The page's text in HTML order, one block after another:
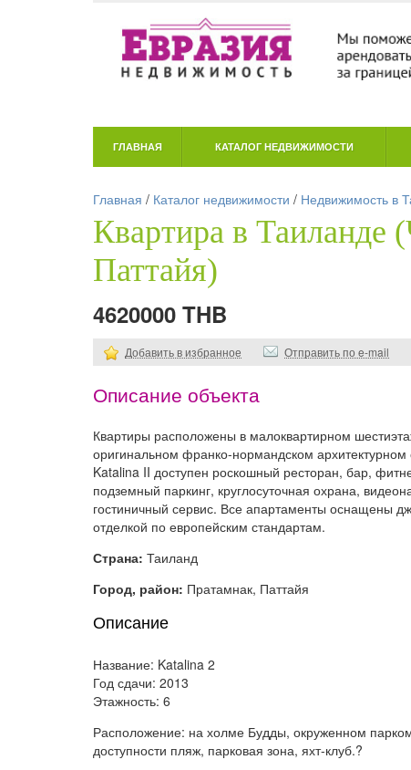
ГЛАВНАЯ КАТАЛОГ НЕДВИЖИМОСТИ
Главная / Каталог недвижимости / Недвижимость в
Квартира в Таиланде
Паттайя)
4620000 THB
Добавить в избранное Отправить по e-mail
Описание объекта
Квартиры расположены в малоквартирном
оригинальном франко-нормандском архитектурном
Katalina II доступен роскошный ресторан, бар,
подземный паркинг, круглосуточная охрана,
гостиничный сервис. Все апартаменты оснащены
отделкой по европейским стандартам.
Страна: Таиланд
Город, район: Пратамнак, Паттайя
Описание
Название: Katalina 2
Год сдачи: 2013
Этажность: 6
Расположение: на холме Будды, окруженном
доступности пляж, парковая зона, яхт-клуб.?